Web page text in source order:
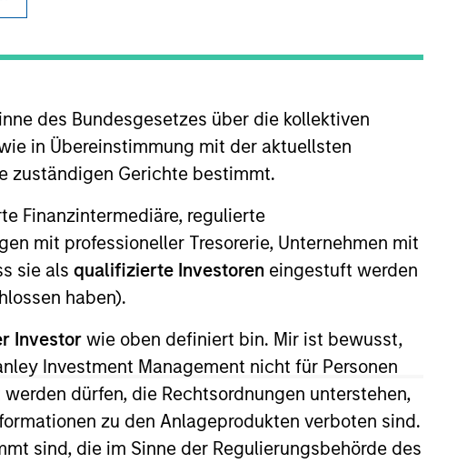
des Bundesgesetzes über die kollektiven
in Übereinstimmung mit der aktuellsten
zuständigen Gerichte bestimmt.
Finanzintermediäre, regulierte
mit professioneller Tresorerie, Unternehmen mit
sie als qualifizierte Investoren eingestuft werden
haben).
Investor wie oben definiert bin. Mir ist bewusst,
Investment Management nicht für Personen
dürfen, die Rechtsordnungen unterstehen,
zu den Anlageprodukten verboten sind.
sind, die im Sinne der Regulierungsbehörde des
is no guarantee that the investment mentioned
holdings). The trademarks and service marks
sponsored, or otherwise approved by
site. We are providing these hyperlinks to you
approval, investigation, verification or
for the information contained on the site